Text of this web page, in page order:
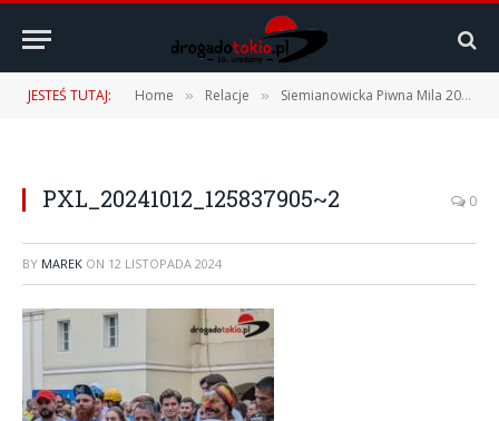
JESTEŚ TUTAJ: Home » Relacje » Siemianowicka Piwna Mila 2024 – 12.10.2024 r.
PXL_20241012_125837905~2 0
BY MAREK ON 12 LISTOPADA 2024